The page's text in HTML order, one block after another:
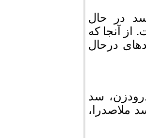
فارس ۱۶ سد وجود دارد که از این تعداد ۸ سد در حال
است. از آنجا که
درحال
سد
ملاصدرا،